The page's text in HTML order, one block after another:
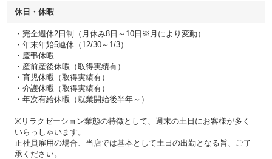
休日・休暇
・完全週休2日制（月休み8日～10日※月により変動）
・年末年始5連休（12/30～1/3）
・慶弔休暇
・産前産後休暇（取得実績有）
・育児休暇（取得実績有）
・介護休暇（取得実績有）
・年次有給休暇（就業開始後半年～）
※リラクゼーション業態の特徴として、週末の土日にお客様が多く
いらっしゃいます。
正社員雇用の場合、当店では基本として土日の出勤となる旨、ご了
承ください。